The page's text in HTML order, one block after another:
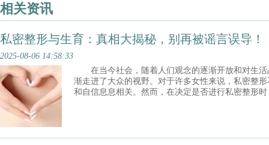
相关资讯
私密整形与生育：真相大揭秘，别再被谣言误导！
2025-08-06 14:58:33
在当今社会，随着人们观念的逐渐开放和对生活
渐走进了大众的视野。对于许多女性来说，私密整
和自信息息相关。然而，在决定是否进行私密整形